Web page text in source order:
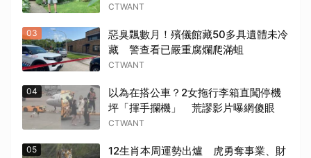
CTWANT
03
惡臭飄數月！殯儀館藏50多具遺體未冷
藏 警查看已嚴重腐爛爬滿蛆
CTWANT
04
以為在搭公車？2女拖行李箱直闖停機
坪「揮手攔機」 荒謬影片曝網傻眼
CTWANT
05
12生肖本周運勢出爐 虎勇奪事業、財